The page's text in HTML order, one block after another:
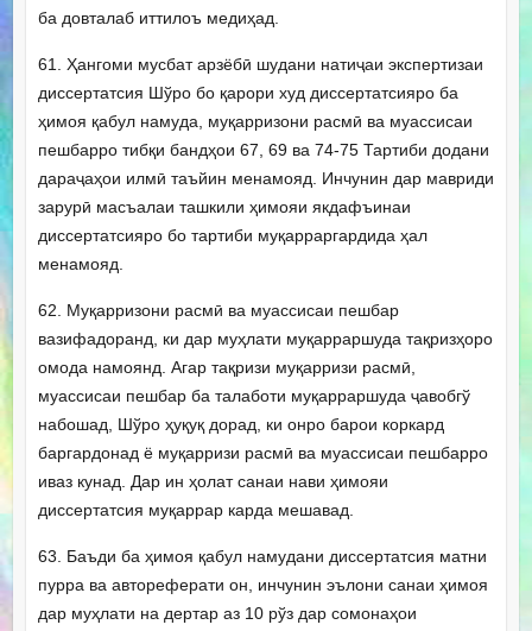
ба довталаб иттилоъ медиҳад.
61. Ҳангоми мусбат арзёбӣ шудани натиҷаи экспертизаи
диссертатсия Шўро бо қарори худ диссертатсияро ба
ҳимоя қабул намуда, муқарризони расмӣ ва муассисаи
пешбарро тибқи бандҳои 67, 69 ва 74-75 Тартиби додани
дараҷаҳои илмӣ таъйин менамояд. Инчунин дар мавриди
зарурӣ масъалаи ташкили ҳимояи якдафъинаи
диссертатсияро бо тартиби муқарраргардида ҳал
менамояд.
62. Муқарризони расмӣ ва муассисаи пешбар
вазифадоранд, ки дар муҳлати муқарраршуда тақризҳоро
омода намоянд. Агар тақризи муқарризи расмӣ,
муассисаи пешбар ба талаботи муқарраршуда ҷавобгў
набошад, Шўро ҳуқуқ дорад, ки онро барои коркард
баргардонад ё муқарризи расмӣ ва муассисаи пешбарро
иваз кунад. Дар ин ҳолат санаи нави ҳимояи
диссертатсия муқаррар карда мешавад.
63. Баъди ба ҳимоя қабул намудани диссертатсия матни
пурра ва автореферати он, инчунин эълони санаи ҳимоя
дар муҳлати на дертар аз 10 рўз дар сомонаҳои